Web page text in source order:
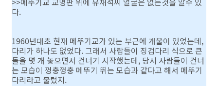
다.
1960년대초 현재 메뚜기교가 있는 부근에 개울이 있었는데,
다리가 하나도 없었다. 그래서 사람들이 징검다리 식으로 큰
돌을 몇 개 놓으면서 건너기 시작했는데, 당시 사람들이 건너
는 모습이 껑충껑충 메뚜기 뛰는 모습과 같다고 해서 메뚜기
다리라고 불렀지.